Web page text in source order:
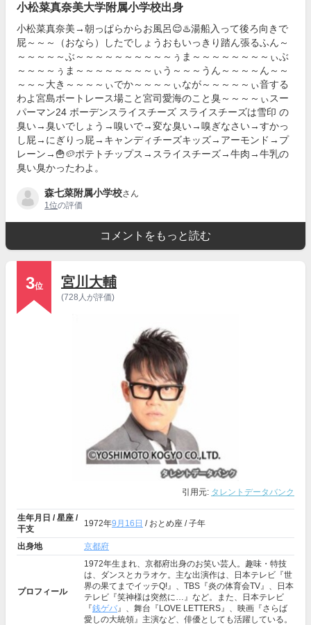
小松菜真奈美大学附属小学校出身
小松菜真奈美→朝っぱらからお風呂😌♨️湯船入って後ろ向きで
屁～～～（おなら）したでしょうおもいっきり踏ん張るふん～
～～～～～ぶ～～～～～～～～～～ぅま～～～～～～～～ぃぶ
～～～～ぅま～～～～～～～～ぃう～～～うん～～～～ん～～
～～～大き～～～～ぃでか～～～～ぃなが～～～～～ぃ音する
わよ宮島ボートレース場こと宮司愛海のこと臭～～～～ぃスー
パーマン24 ボーデンスライスチーズ スライスチーズは雪印 の
臭い→臭いでしょう→嗅いで→変な臭い→嗅ぎなさい→すかっ
し屁→にぎりっ屁→キャンディチーズキッズ→アーモンド→プ
レーン→🍟🥔ポテトチップス→スライスチーズ→牛肉→牛乳の
臭い臭かったわよ。
森七菜附属小学校さん
1位の評価
コメントをもっと読む
3位 宮川大輔
(728人が評価)
引用元: タレントデータバンク
生年月日 / 星座 /
干支
1972年9月16日 / おとめ座 / 子年
出身地 京都府
プロフィール
1972年生まれ、京都府出身のお笑い芸人。趣味・特技
は、ダンスとカラオケ。主な出演作は、日本テレビ『世
界の果てまでイッテQ!』、TBS『炎の体育会TV』、日本
テレビ『笑神様は突然に…』など。また、日本テレビ
『銭ゲバ』、舞台『LOVE LETTERS』、映画『さらば
愛しの大統領』主演など、俳優としても活躍している。